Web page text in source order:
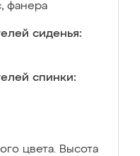
фанера
сиденья:
спинки:
цвета. Высота